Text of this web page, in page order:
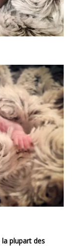
plupart des